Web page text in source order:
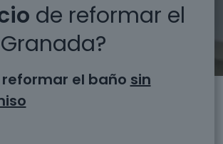
de reformar el
el baño sin